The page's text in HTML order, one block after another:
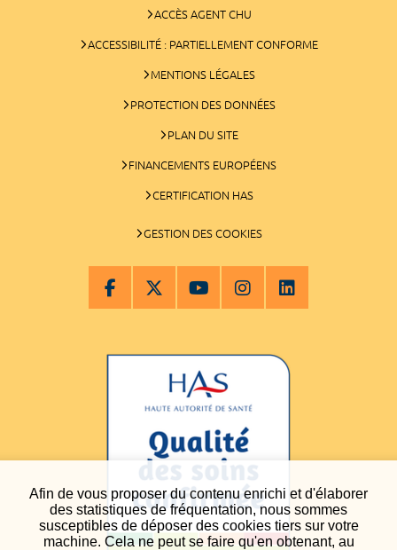
Afin de vous proposer du contenu enrichi et d'élaborer
des statistiques de fréquentation, nous sommes
susceptibles de déposer des cookies tiers sur votre
machine. Cela ne peut se faire qu'en obtenant, au
ACCÈS AGENT CHU
ACCESSIBILITÉ : PARTIELLEMENT CONFORME
MENTIONS LÉGALES
PROTECTION DES DONNÉES
PLAN DU SITE
FINANCEMENTS EUROPÉENS
CERTIFICATION HAS
GESTION DES COOKIES